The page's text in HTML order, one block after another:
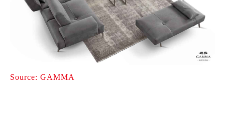
Source: GAMMA